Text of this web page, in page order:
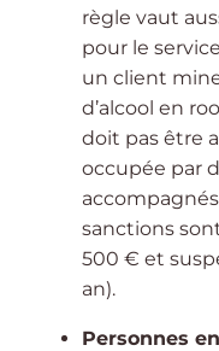
règle vaut
pour le
un client
d’alcool en
doit pas être
occupée par
sanctions
500 € et
an).
Personnes